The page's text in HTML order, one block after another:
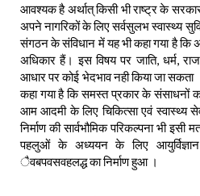
आवश्यक है अर्थात् किसी भी राष्ट्र के
अपने नागरिकों के लिए सर्वसुलभ स्वास्थ्य
संगठन के संविधान में यह भी कहा गया है कि
अधिकार हैं। इस विषय पर जाति, धर्म,
आधार पर कोई भेदभाव नही किया जा सकता
कहा गया है कि समस्त प्रकार के
आम आदमी के लिए चिकित्सा एवं स्वास्थ्य
निर्माण की सार्वभौमिक परिकल्पना भी
पहलुओं के अध्ययन के लिए
ैवबपवसवहलद्ध का निर्माण हुआ ।